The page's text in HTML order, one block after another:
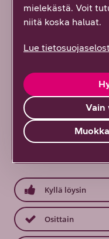
USB-kaapeli
Löysitkö
Palautteesi on
2
Kyllä löysin
Osittain
mielekästä. Voit
niitä koska haluat.
Lue
Vain